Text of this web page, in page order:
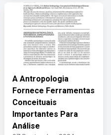
A Antropologia
Fornece Ferramentas
Conceituais
Importantes Para
Análise